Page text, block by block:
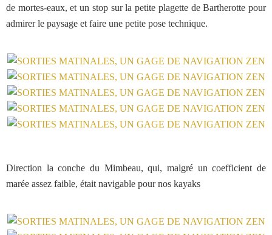
de mortes-eaux, et un stop sur la petite plagette de Bartherotte pour
admirer le paysage et faire une petite pose technique.
Direction la conche du Mimbeau, qui, malgré un coefficient de
marée assez faible, était navigable pour nos kayaks